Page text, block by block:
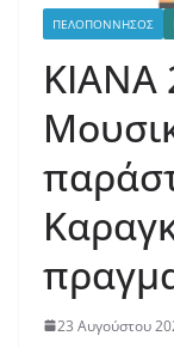
ΠΕΛΟΠΟΝΝΗΣΟΣ
ΚΙΑΝΑ
23 Αυγούστου